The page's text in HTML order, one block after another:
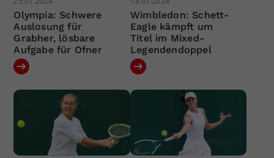
Olympia: Schwere
Auslosung für
Grabher, lösbare
Aufgabe für Ofner
Wimbledon: Schett-
Eagle kämpft um
Titel im Mixed-
Legendendoppel